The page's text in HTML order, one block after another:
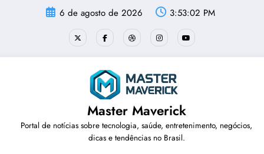
6 de agosto de 2026 3:53:03 PM
Master Maverick
Portal de notícias sobre tecnologia, saúde, entretenimento, negócios,
dicas e tendências no Brasil.